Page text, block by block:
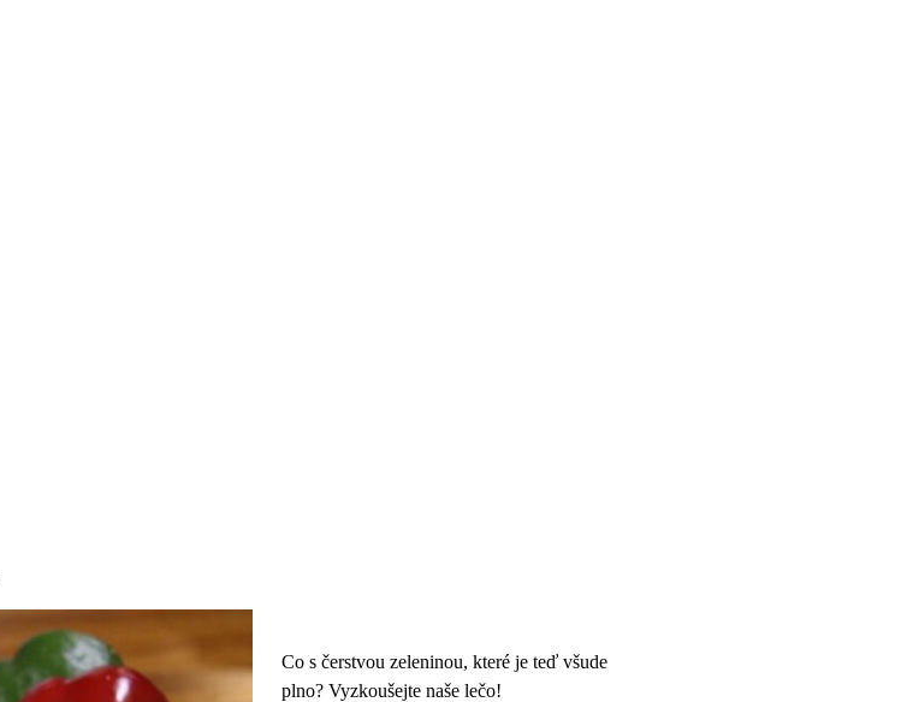
Co s čerstvou zeleninou, které je teď všude
plno? Vyzkoušejte naše lečo!